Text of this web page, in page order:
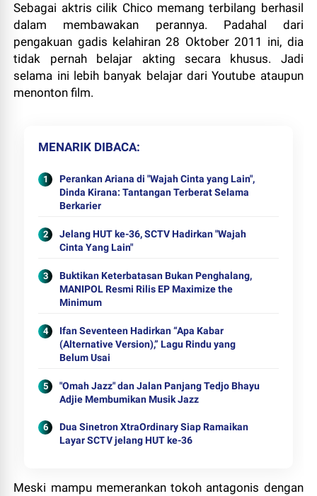
Sebagai aktris cilik Chico memang terbilang berhasil
dalam membawakan perannya. Padahal dari
pengakuan gadis kelahiran 28 Oktober 2011 ini, dia
tidak pernah belajar akting secara khusus. Jadi
selama ini lebih banyak belajar dari Youtube ataupun
menonton film.
MENARIK DIBACA
Perankan Ariana di "Wajah Cinta yang Lain",
Dinda Kirana: Tantangan Terberat Selama
Berkarier
Jelang HUT ke-36, SCTV Hadirkan "Wajah
Cinta Yang Lain"
Buktikan Keterbatasan Bukan Penghalang,
MANIPOL Resmi Rilis EP Maximize the
Minimum
Ifan Seventeen Hadirkan “Apa Kabar
(Alternative Version),” Lagu Rindu yang
Belum Usai
"Omah Jazz" dan Jalan Panjang Tedjo Bhayu
Adjie Membumikan Musik Jazz
Dua Sinetron XtraOrdinary Siap Ramaikan
Layar SCTV jelang HUT ke-36
Meski mampu memerankan tokoh antagonis dengan